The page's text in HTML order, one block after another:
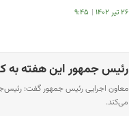
۲۶ تیر ۱۴۰۲ | ۹:۴۵
رئیس جمهور این هفته به
معاون اجرایی رئیس جمهور گفت:
می‌کند.